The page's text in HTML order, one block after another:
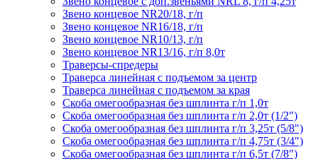
Звено концевое NR20/18, г/п
Звено концевое NR16/18, г/п
Звено концевое NR10/13, г/п
Звено концевое NR13/16, г/п 8,0т
Траверсы-спредеры
Траверса линейная с подъемом за центр
Траверса линейная с подъемом за края
Скоба омегообразная без шплинта г/п 1,0т
Скоба омегообразная без шплинта г/п 2,0т (1/2")
Скоба омегообразная без шплинта г/п 3,25т (5/8")
Скоба омегообразная без шплинта г/п 4,75т (3/4")
Скоба омегообразная без шплинта г/п 6,5т (7/8")